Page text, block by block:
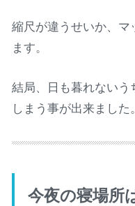
縮尺が違うせいか、
ます。
結局、日も暮れないう
しまう事が出来ました。
今夜の寝場所